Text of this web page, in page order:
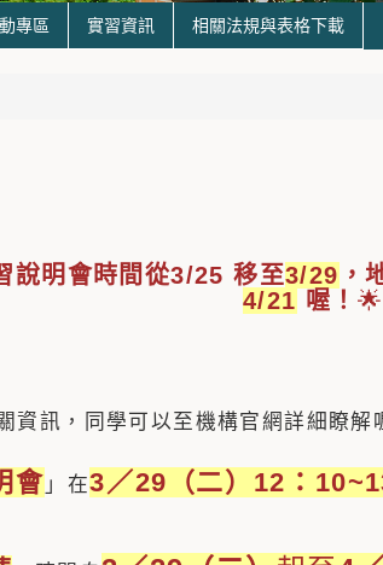
專區 實習資訊 相關法規與表格下載
說明會時間從3/25 移至3/29 ，
4/21 喔！ 🌟
資訊，同學可以至機構官網詳細瞭解
會 」在3／29（二）12：